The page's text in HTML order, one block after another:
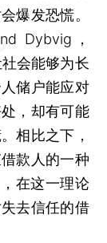
爆发恐慌。
Dybvig，
会能够为长
储户能应对
，却有可能
相比之下，
款人的一种
在这一理论
去信任的借